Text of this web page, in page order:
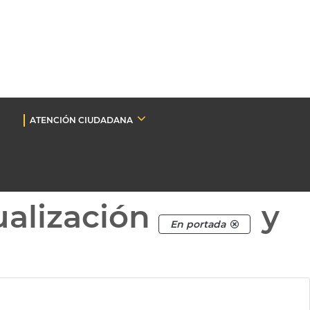
ATENCIÓN CIUDADANA
En portada y